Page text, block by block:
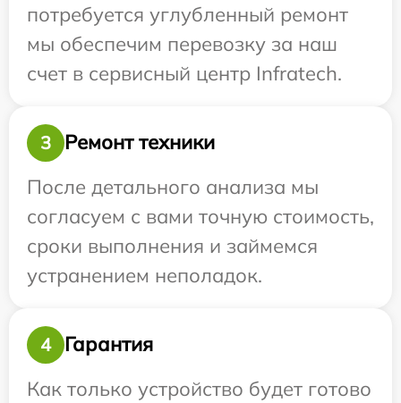
потребуется углубленный ремонт
мы обеспечим перевозку за наш
счет в сервисный центр Infratech.
3
Ремонт техники
После детального анализа мы
согласуем с вами точную стоимость,
сроки выполнения и займемся
устранением неполадок.
4
Гарантия
Как только устройство будет готово